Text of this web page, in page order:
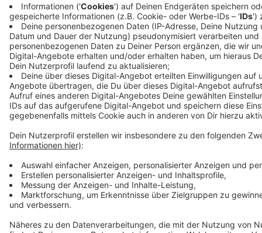
Anzeige
Anzeige
Anzeige